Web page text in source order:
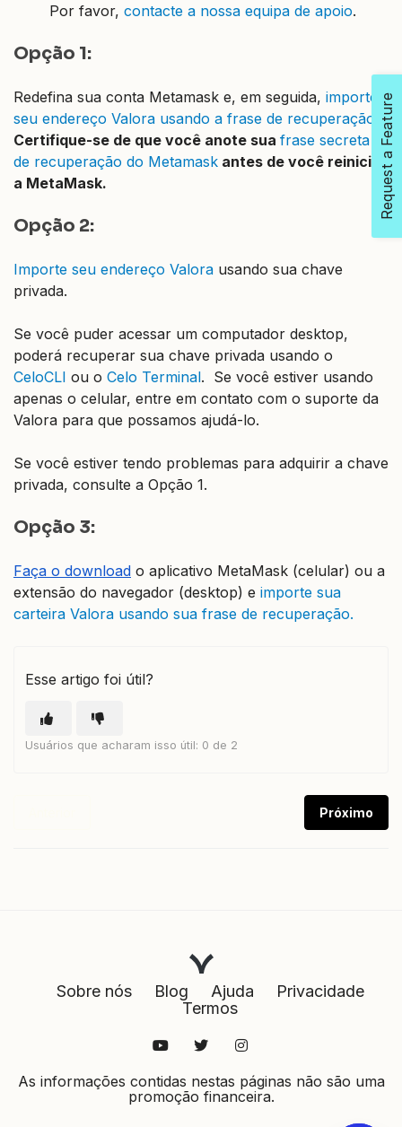
Por favor, contacte a nossa equipa de apoio.
Opção 1:
Redefina sua conta Metamask e, em seguida, importe
seu endereço Valora usando a frase de recuperação
Certifique-se de que você anote sua frase secreta
de recuperação do Metamask antes de você reiniciar
a MetaMask.
Opção 2:
Importe seu endereço Valora usando sua chave
privada.
Se você puder acessar um computador desktop,
poderá recuperar sua chave privada usando o
CeloCLI ou o Celo Terminal. Se você estiver usando
apenas o celular, entre em contato com o suporte da
Valora para que possamos ajudá-lo.
Se você estiver tendo problemas para adquirir a chave
privada, consulte a Opção 1.
Opção 3:
Faça o download o aplicativo MetaMask (celular) ou a
extensão do navegador (desktop) e importe sua
carteira Valora usando sua frase de recuperação.
Esse artigo foi útil?
Usuários que acharam isso útil: 0 de 2
Próximo
Sobre nós Blog Ajuda
Privacidade
Termos
As informações contidas nestas páginas não são uma
promoção financeira.
Request a Feature